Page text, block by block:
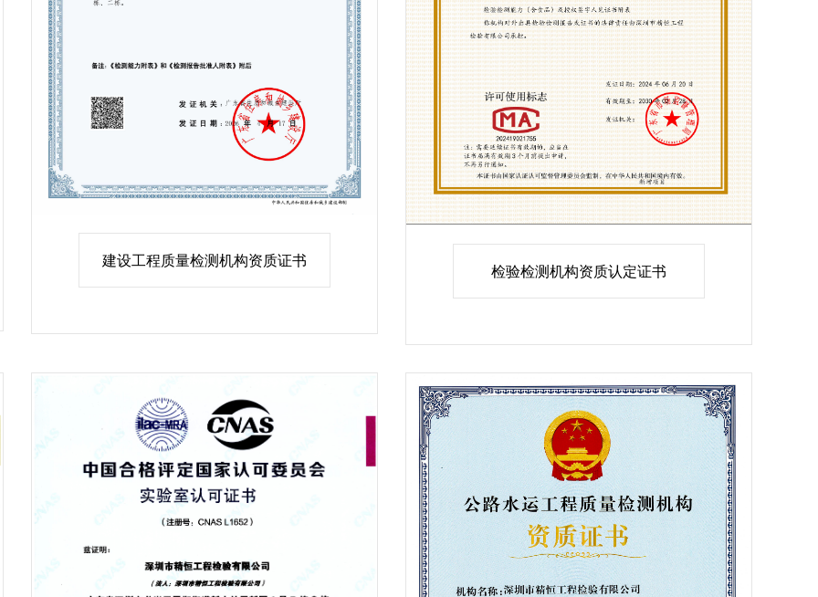
建设工程质量检测机构资质证书
检验检测机构资质认定证书